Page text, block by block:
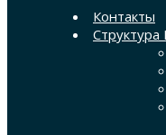
Контакты
Структура